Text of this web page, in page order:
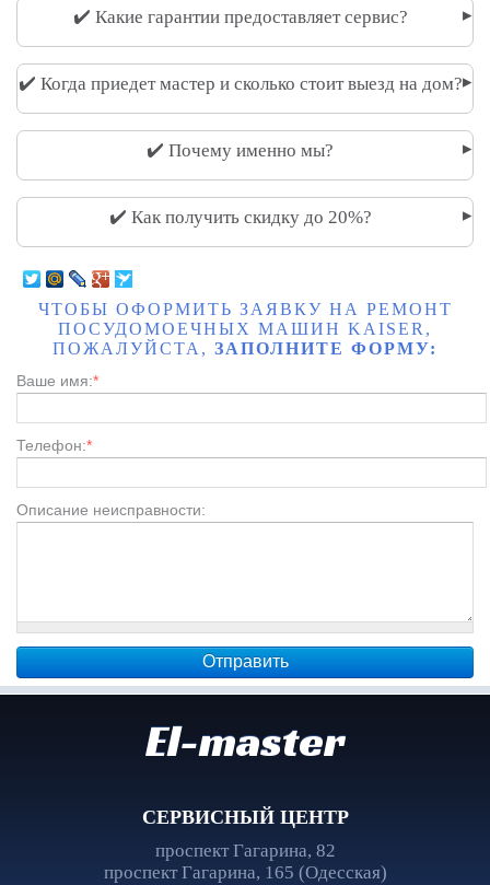
✔️ Какие гарантии предоставляет сервис? ▸
✔️ Когда приедет мастер и сколько стоит выезд на дом?▸
✔️ Почему именно мы? ▸
✔️ Как получить скидку до 20%? ▸
ЧТОБЫ ОФОРМИТЬ ЗАЯВКУ НА РЕМОНТ
ПОСУДОМОЕЧНЫХ МАШИН KAISER,
ПОЖАЛУЙСТА, ЗАПОЛНИТЕ ФОРМУ:
Ваше имя:*
Телефон:*
Описание неисправности:
El-master
СЕРВИСНЫЙ ЦЕНТР
проспект Гагарина, 82
проспект Гагарина, 165 (Одесская)